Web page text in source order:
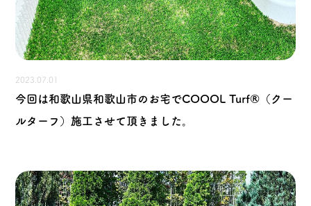
2023.07.01
今回は和歌山県和歌山市のお宅でCOOOL Turf®（クー
ルターフ）施工させて頂きました。